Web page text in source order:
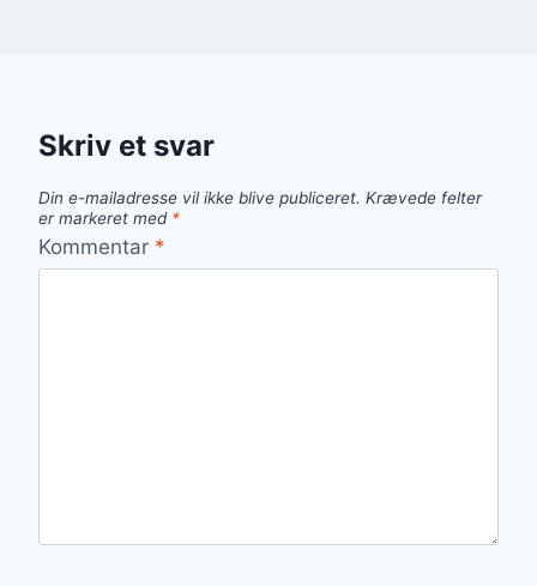
Skriv et svar
Din e-mailadresse vil ikke blive publiceret. Krævede felter
er markeret med *
Kommentar *